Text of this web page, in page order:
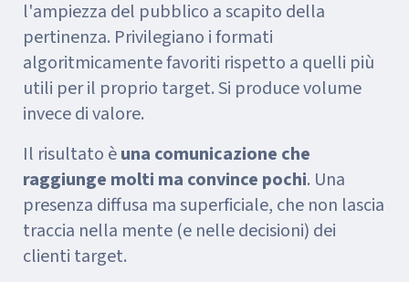
l'ampiezza del pubblico a scapito della
pertinenza. Privilegiano i formati
algoritmicamente favoriti rispetto a quelli più
utili per il proprio target. Si produce volume
invece di valore.
Il risultato èuna comunicazione che
raggiunge molti ma convince pochi. Una
presenza diffusa ma superficiale, che non lascia
traccia nella mente (e nelle decisioni) dei
clienti target.